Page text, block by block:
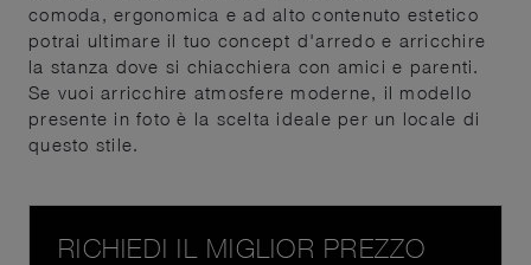
comoda, ergonomica e ad alto contenuto estetico
potrai ultimare il tuo concept d'arredo e arricchire
la stanza dove si chiacchiera con amici e parenti.
Se vuoi arricchire atmosfere moderne, il modello
presente in foto è la scelta ideale per un locale di
questo stile.
RICHIEDI IL MIGLIOR PREZZO